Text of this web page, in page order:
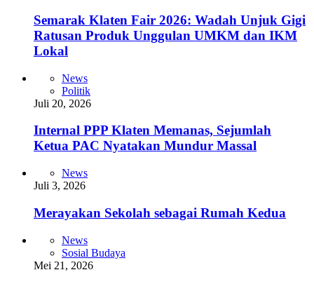
Semarak Klaten Fair 2026: Wadah Unjuk Gigi
Ratusan Produk Unggulan UMKM dan IKM
Lokal
News
Politik
Juli 20, 2026
Internal PPP Klaten Memanas, Sejumlah
Ketua PAC Nyatakan Mundur Massal
News
Juli 3, 2026
Merayakan Sekolah sebagai Rumah Kedua
News
Sosial Budaya
Mei 21, 2026